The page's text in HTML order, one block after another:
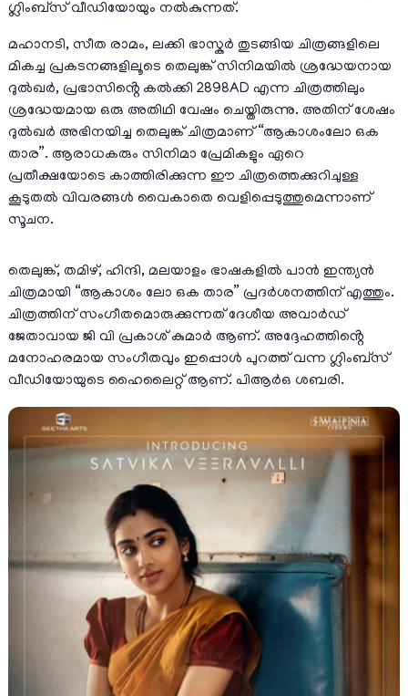
ഗ്ലിംബ്സ് വീഡിയോയും നൽകുന്നത്.
മഹാനടി, സീത രാമം, ലക്കി ഭാസ്കർ തുടങ്ങിയ ചിത്രങ്ങളിലെ
മികച്ച പ്രകടനങ്ങളിലൂടെ തെലുങ്ക് സിനിമയിൽ ശ്രദ്ധേയനായ
ദുൽഖർ, പ്രഭാസിൻ്റെ കൽക്കി 2898AD എന്ന ചിത്രത്തിലും
ശ്രദ്ധേയമായ ഒരു അതിഥി വേഷം ചെയ്തിരുന്നു. അതിന് ശേഷം
ദുൽഖർ അഭിനയിച്ച തെലുങ്ക് ചിത്രമാണ് “ആകാശംലോ ഒക
താര”. ആരാധകരും സിനിമാ പ്രേമികളും ഏറെ
പ്രതീക്ഷയോടെ കാത്തിരിക്കുന്ന ഈ ചിത്രത്തെക്കുറിചുള്ള
കൂടുതൽ വിവരങ്ങൾ വൈകാതെ വെളിപ്പെടുത്തുമെന്നാണ്
സൂചന.
തെലുങ്ക്, തമിഴ്, ഹിന്ദി, മലയാളം ഭാഷകളിൽ പാൻ ഇന്ത്യൻ
ചിത്രമായി “ആകാശം ലോ ഒക താര” പ്രദർശനത്തിന് എത്തും.
ചിത്രത്തിന് സംഗീതമൊരുക്കുന്നത് ദേശീയ അവാർഡ്
ജേതാവായ ജി വി പ്രകാശ് കുമാർ ആണ്. അദ്ദേഹത്തിൻ്റെ
മനോഹരമായ സംഗീതവും ഇപ്പൊൾ പുറത്ത് വന്ന ഗ്ലിംബ്സ്
വീഡിയോയുടെ ഹൈലൈറ്റ് ആണ്. പിആർഒ ശബരി.